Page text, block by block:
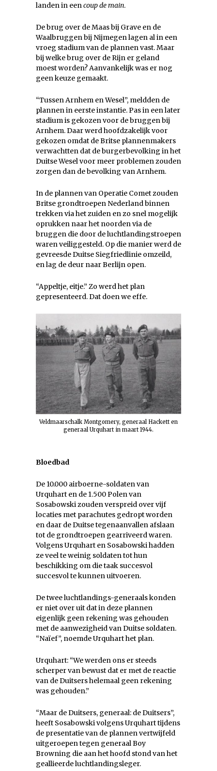
landen in eencoup de main.
De brug over de Maas bij Grave en de
Waalbruggen bij Nijmegen lagen al in een
vroeg stadium van de plannen vast. Maar
bij welke brug over de Rijn er geland
moest worden? Aanvankelijk was er nog
geen keuze gemaakt.
“Tussen Arnhem en Wesel”, meldden de
plannen in eerste instantie. Pas in een later
stadium is gekozen voor de bruggen bij
Arnhem. Daar werd hoofdzakelijk voor
gekozen omdat de Britse plannenmakers
verwachtten dat de burgerbevolking in het
Duitse Wesel voor meer problemen zouden
zorgen dan de bevolking van Arnhem.
In de plannen van Operatie Comet zouden
Britse grondtroepen Nederland binnen
trekken via het zuiden en zo snel mogelijk
oprukken naar het noorden via de
bruggen die door de luchtlandingstroepen
waren veiliggesteld. Op die manier werd de
gevreesde Duitse Siegfriedlinie omzeild,
en lag de deur naar Berlijn open.
“Appeltje, eitje.” Zo werd het plan
gepresenteerd. Dat doen we effe.
Veldmaarschalk Montgomery, generaal Hackett en
generaal Urquhart in maart 1944.
Bloedbad
De 10.000 airboerne-soldaten van
Urquhart en de 1.500 Polen van
Sosabowski zouden verspreid over vijf
locaties met parachutes gedropt worden
en daar de Duitse tegenaanvallen afslaan
tot de grondtroepen gearriveerd waren.
Volgens Urquhart en Sosabowski hadden
ze veel te weinig soldaten tot hun
beschikking om die taak succesvol
succesvol te kunnen uitvoeren.
De twee luchtlandings-generaals konden
er niet over uit dat in deze plannen
eigenlijk geen rekening was gehouden
met de aanwezigheid van Duitse soldaten.
“Naïef”, noemde Urquhart het plan.
Urquhart: “We werden ons er steeds
scherper van bewust dat er met de reactie
van de Duitsers helemaal geen rekening
was gehouden.”
“Maar de Duitsers, generaal: de Duitsers”,
heeft Sosabowski volgens Urquhart tijdens
de presentatie van de plannen vertwijfeld
uitgeroepen tegen generaal Boy
Browning die aan het hoofd stond van het
geallieerde luchtlandingsleger.